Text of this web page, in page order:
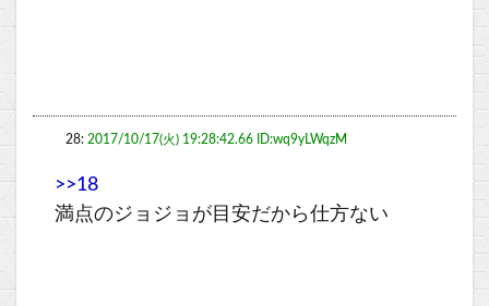
28: 2017/10/17(火) 19:28:42.66 ID:wq9yLWqzM
>>18
満点のジョジョが目安だから仕方ない